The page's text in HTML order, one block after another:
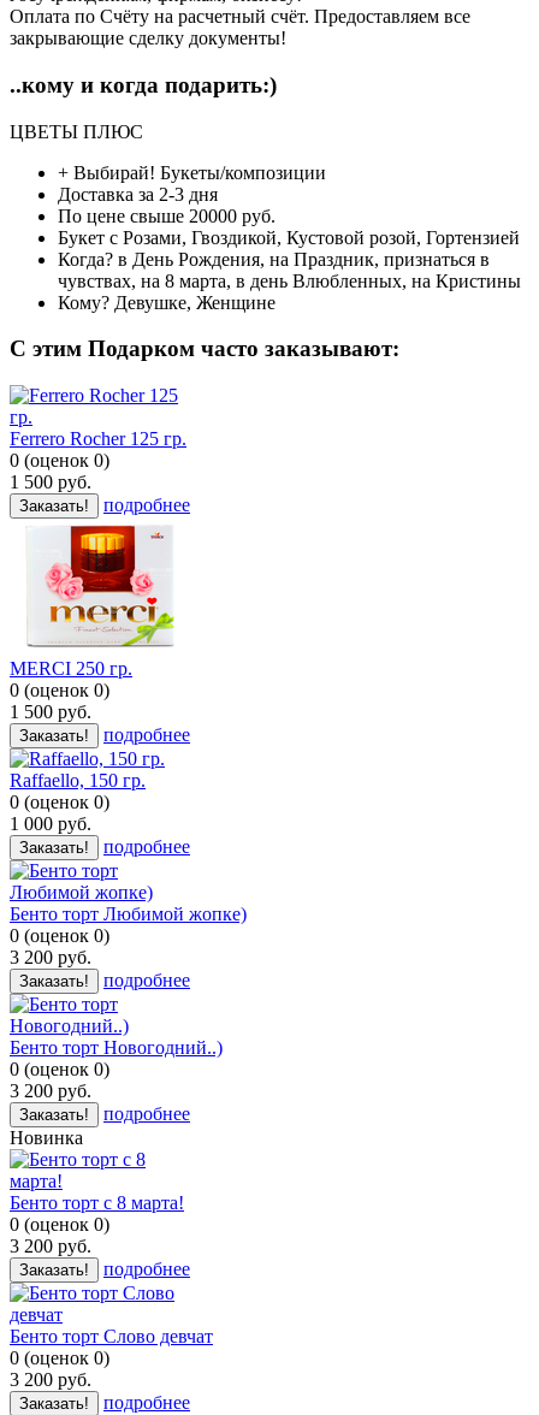
Оплата по Счёту на расчетный счёт. Предоставляем все
закрывающие сделку документы!
..кому и когда подарить:)
ЦВЕТЫ ПЛЮС
+ Выбирай! Букеты/композиции
Доставка за 2-3 дня
По цене свыше 20000 руб.
Букет с Розами, Гвоздикой, Кустовой розой, Гортензией
Когда? в День Рождения, на Праздник, признаться в
чувствах, на 8 марта, в день Влюбленных, на Кристины
Кому? Девушке, Женщине
C этим Подарком часто заказывают:
Ferrero Rocher 125 гр.
0 (оценок 0)
1 500 руб.
Заказать! подробнее
MERCI 250 гр.
0 (оценок 0)
1 500 руб.
Заказать! подробнее
Raffaello, 150 гр.
0 (оценок 0)
1 000 руб.
Заказать! подробнее
Бенто торт Любимой жопке)
0 (оценок 0)
3 200 руб.
Заказать! подробнее
Бенто торт Новогодний..)
0 (оценок 0)
3 200 руб.
Заказать!
подробнее
Новинка
Бенто торт с 8 марта!
0 (оценок 0)
3 200 руб.
Заказать! подробнее
Бенто торт Слово девчат
0 (оценок 0)
3 200 руб.
Заказать! подробнее